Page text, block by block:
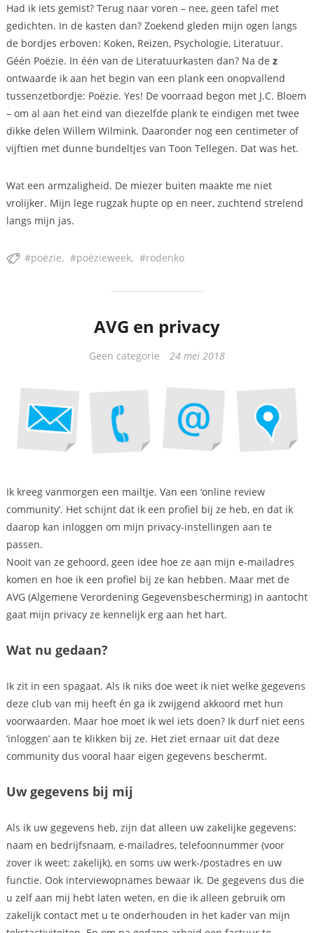
Had ik iets gemist? Terug naar voren – nee, geen tafel met
gedichten. In de kasten dan? Zoekend gleden mijn ogen langs
de bordjes erboven: Koken, Reizen, Psychologie, Literatuur.
Géén Poëzie. In één van de Literatuurkasten dan? Na de z
ontwaarde ik aan het begin van een plank een onopvallend
tussenzetbordje: Poëzie. Yes! De voorraad begon met J.C. Bloem
– om al aan het eind van diezelfde plank te eindigen met twee
dikke delen Willem Wilmink. Daaronder nog een centimeter of
vijftien met dunne bundeltjes van Toon Tellegen. Dat was het.
Wat een armzaligheid. De miezer buiten maakte me niet
vrolijker. Mijn lege rugzak hupte op en neer, zuchtend strelend
langs mijn jas.
poëzie poëzieweek rodenko
AVG en privacy
Categorieën
Geen categorie 24 mei 2018
Ik kreeg vanmorgen een mailtje. Van een ‘online review
community’. Het schijnt dat ik een profiel bij ze heb, en dat ik
daarop kan inloggen om mijn privacy-instellingen aan te
passen.
Nooit van ze gehoord, geen idee hoe ze aan mijn e-mailadres
komen en hoe ik een profiel bij ze kan hebben. Maar met de
AVG (Algemene Verordening Gegevensbescherming) in aantocht
gaat mijn privacy ze kennelijk erg aan het hart.
Wat nu gedaan?
Ik zit in een spagaat. Als ik niks doe weet ik niet welke gegevens
deze club van mij heeft én ga ik zwijgend akkoord met hun
voorwaarden. Maar hoe moet ik wel iets doen? Ik durf niet eens
‘inloggen’ aan te klikken bij ze. Het ziet ernaar uit dat deze
community dus vooral haar eigen gegevens beschermt.
Uw gegevens bij mij
Als ik uw gegevens heb, zijn dat alleen uw zakelijke gegevens:
naam en bedrijfsnaam, e-mailadres, telefoonnummer (voor
zover ik weet: zakelijk), en soms uw werk-/postadres en uw
functie. Ook interviewopnames bewaar ik. De gegevens dus die
u zelf aan mij hebt laten weten, en die ik alleen gebruik om
zakelijk contact met u te onderhouden in het kader van mijn